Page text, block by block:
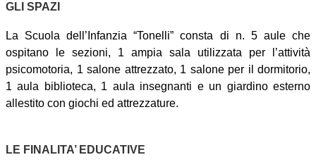
GLI SPAZI
La Scuola dell’Infanzia “Tonelli” consta di n. 5 aule che
ospitano le sezioni, 1 ampia sala utilizzata per l’attività
psicomotoria, 1 salone attrezzato, 1 salone per il dormitorio,
1 aula biblioteca, 1 aula insegnanti e un giardino esterno
allestito con giochi ed attrezzature.
LE FINALITA’ EDUCATIVE